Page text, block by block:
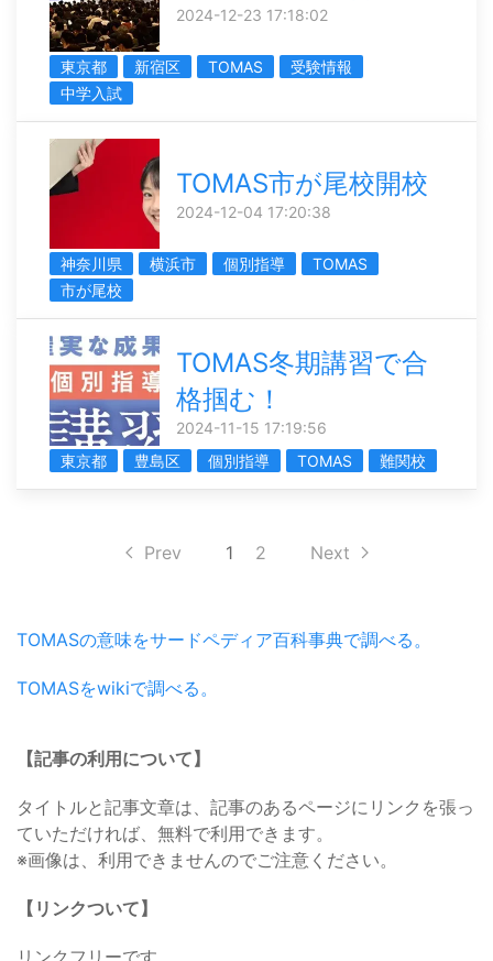
2024-12-23 17:18:02
東京都 新宿区 TOMAS
受験情報
中学入試
TOMAS市が尾校開校
2024-12-04 17:20:38
神奈川県 横浜市 個別指導
TOMAS
市が尾校
TOMAS冬期講習で合
格掴む！
2024-11-15 17:19:56
東京都
豊島区 個別指導 TOMAS 難関校
Prev 1 2 Next
TOMASの意味をサードペディア百科事典で調べる。
TOMASをwikiで調べる。
【記事の利用について】
タイトルと記事文章は、記事のあるページにリンクを張っ
ていただければ、無料で利用できます。
※画像は、利用できませんのでご注意ください。
【リンクついて】